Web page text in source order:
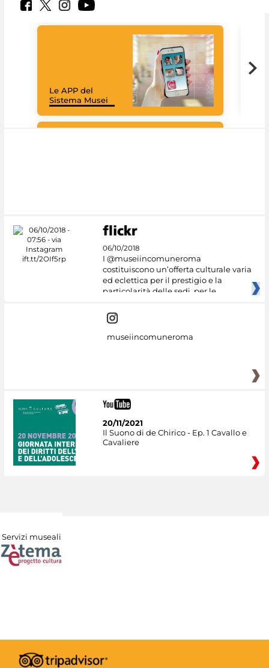
Le APP del
Sistema Musei
06/10/2018
I @museiincomuneroma
costituiscono un’offerta culturale varia
ed eclettica per il prestigio e la
particolarità delle sedi, per le
museiincomuneroma
20/11/2021
Il Suono di de Chirico - Ep. 1 Cavallo e
Cavaliere
Servizi museali